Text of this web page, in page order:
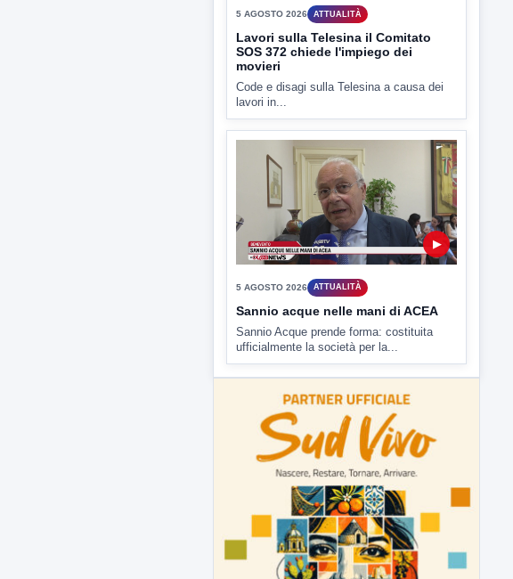
5 AGOSTO 2026
Sannio acque nelle mani di ACEA
Sannio Acque prende forma: costituita
ufficialmente la società per la...